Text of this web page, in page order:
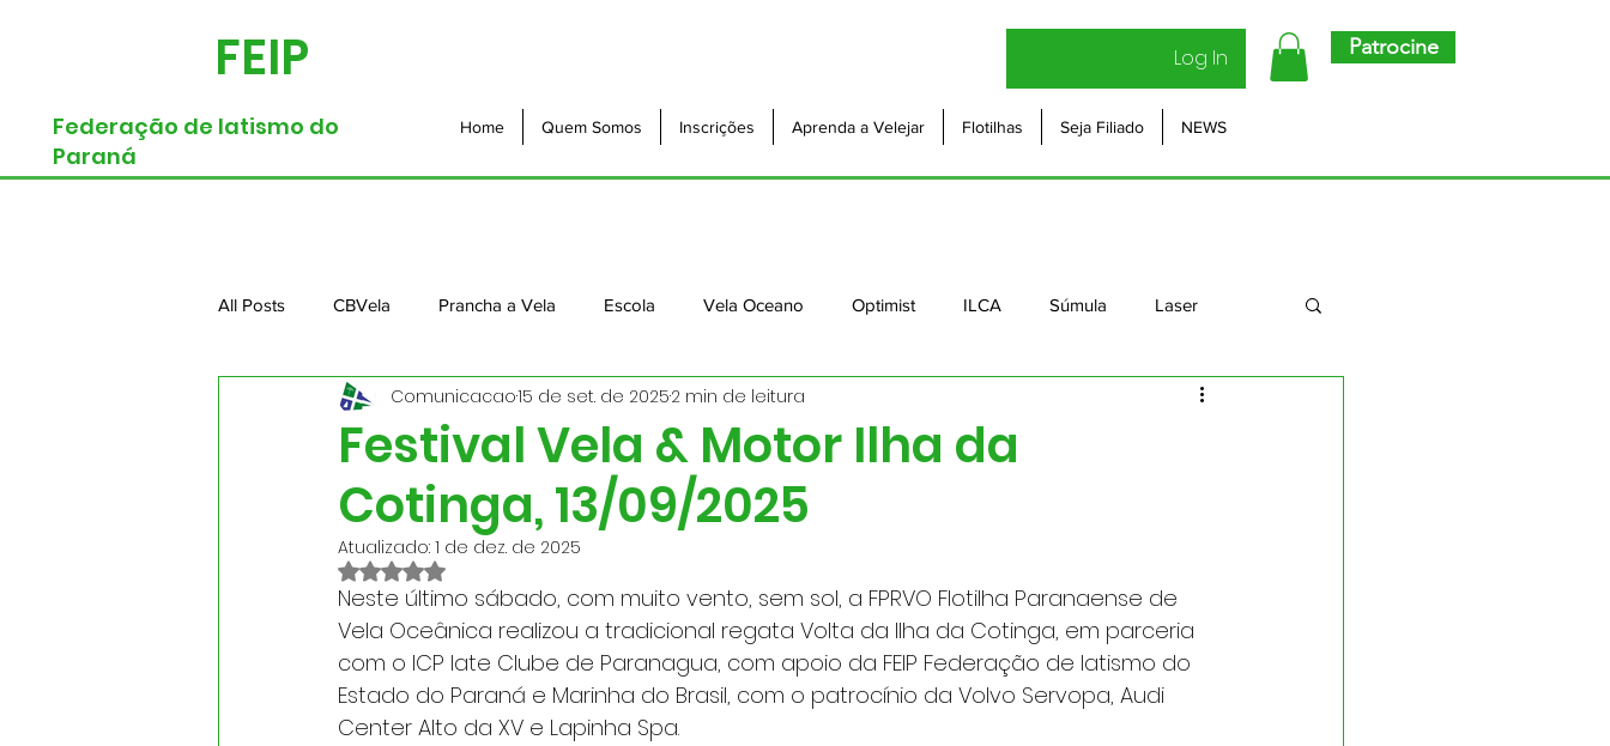
FEIP Log In Patrocine
Home Quem Somos Inscrições Aprenda a Velejar Flotilhas Seja Filiado NEWS
Federação de Iatismo do
Paraná
All Posts CBVela Prancha a Vela Escola Vela Oceano Optimist ILCA Súmula Laser
Lightning
Festival Vela & Motor Ilha da
Cotinga, 13/09/2025
Comunicacao15 de set. de 20252 min de leitura
Atualizado: 1 de dez. de 2025
Avaliado com NaN de 5 estrelas.
Neste último sábado, com muito vento, sem sol, a FPRVO Flotilha Paranaense de
Vela Oceânica realizou a tradicional regata Volta da Ilha da Cotinga, em parceria
com o ICP Iate Clube de Paranagua, com apoio da FEIP Federação de Iatismo do
Estado do Paraná e Marinha do Brasil, com o patrocínio da Volvo Servopa, Audi
Center Alto da XV e Lapinha Spa.